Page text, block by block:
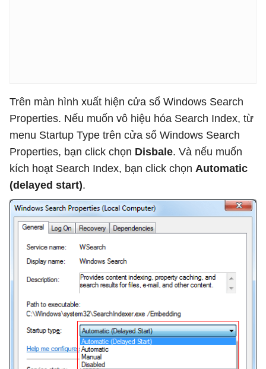
Trên màn hình xuất hiện cửa sổ Windows Search
Properties. Nếu muốn vô hiệu hóa Search Index, từ
menu Startup Type trên cửa sổ Windows Search
Properties, bạn click chọn Disbale. Và nếu muốn
kích hoạt Search Index, bạn click chọn Automatic
(delayed start).